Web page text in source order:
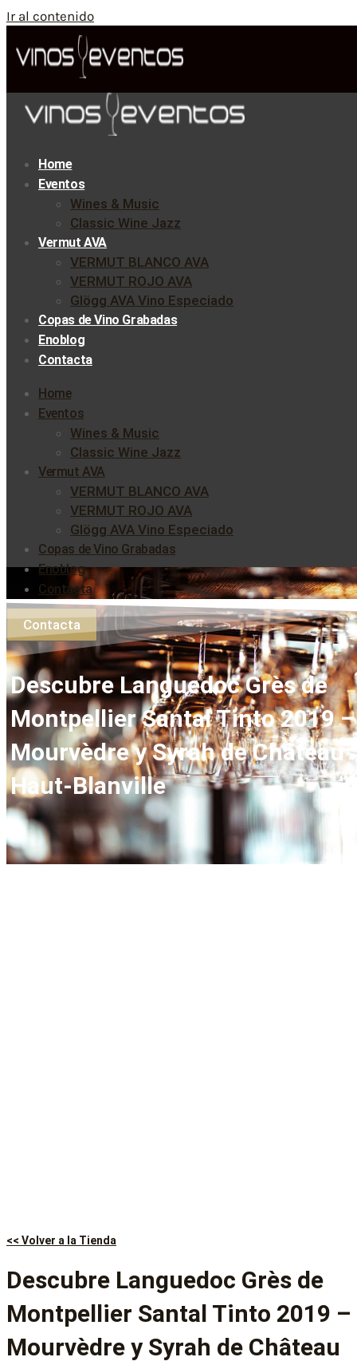
Ir al contenido
Home
Eventos
Wines & Music
Classic Wine Jazz
Vermut AVA
VERMUT BLANCO AVA
VERMUT ROJO AVA
Glögg AVA Vino Especiado
Copas de Vino Grabadas
Enoblog
Contacta
Home
Eventos
Wines & Music
Classic Wine Jazz
Vermut AVA
VERMUT BLANCO AVA
VERMUT ROJO AVA
Glögg AVA Vino Especiado
Copas de Vino Grabadas
Enoblog
Contacta
Contacta
Descubre Languedoc Grès de
Montpellier Santal Tinto 2019 –
Mourvèdre y Syrah de Château
Haut-Blanville
<< Volver a la Tienda
Descubre Languedoc Grès de
Montpellier Santal Tinto 2019 –
Mourvèdre y Syrah de Château